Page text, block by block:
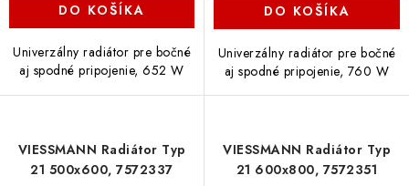
DO KOŠÍKA
Univerzálny radiátor pre bočné
aj spodné pripojenie, 652 W
DO KOŠÍKA
Univerzálny radiátor pre bočné
aj spodné pripojenie, 760 W
VIESSMANN Radiátor Typ
21 500x600, 7572337
VIESSMANN Radiátor Typ
21 600x800, 7572351